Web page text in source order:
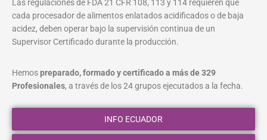
Las regulaciones de FDA 21 CFR 108, 113 y 114 requieren que
cada procesador de alimentos enlatados acidificados o de baja
acidez, deben operar bajo la supervisión continua de un
Supervisor Certificado durante la producción.
Hemospreparado, formado y certificado a más de 329
Profesionales, a través de los 24 grupos ejecutados a la fecha.
INFO ECUADOR